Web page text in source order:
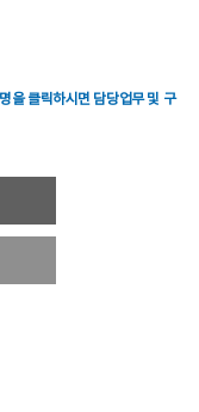
을 클릭하시면 담당업무 및 구